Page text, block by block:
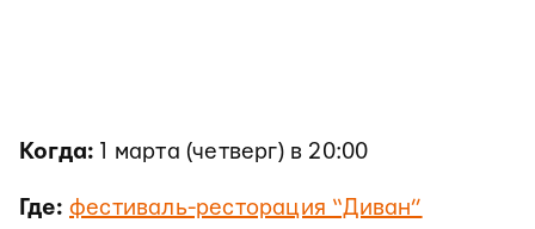
Когда: 1 марта (четверг) в 20:00
Где: фестиваль-ресторация “Диван”